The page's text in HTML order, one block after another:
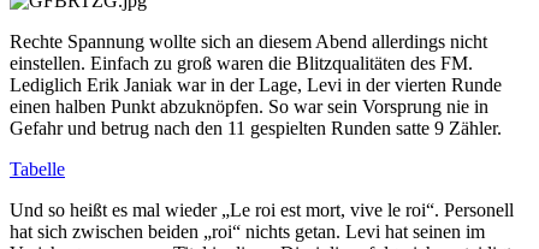
Rechte Spannung wollte sich an diesem Abend allerdings nicht
einstellen. Einfach zu groß waren die Blitzqualitäten des FM.
Lediglich Erik Janiak war in der Lage, Levi in der vierten Runde
einen halben Punkt abzuknöpfen. So war sein Vorsprung nie in
Gefahr und betrug nach den 11 gespielten Runden satte 9 Zähler.
Tabelle
Und so heißt es mal wieder „Le roi est mort, vive le roi“. Personell
hat sich zwischen beiden „roi“ nichts getan. Levi hat seinen im